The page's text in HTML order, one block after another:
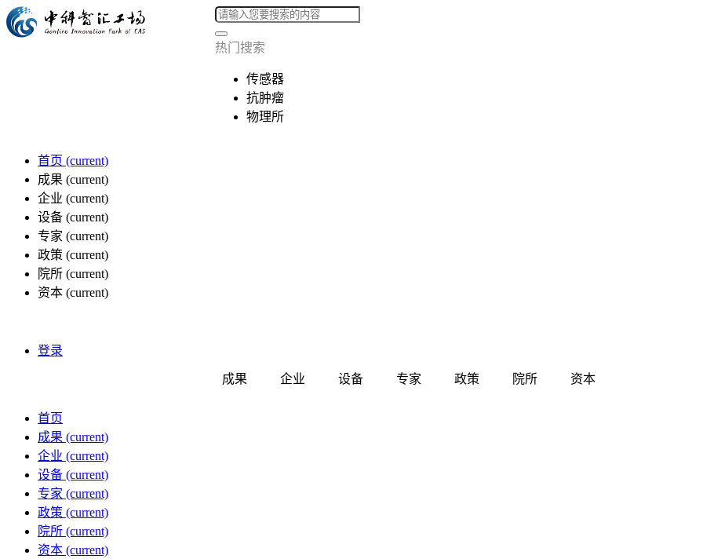
热门搜索
传感器
抗肿瘤
物理所
首页 (current)
成果 (current)
企业 (current)
设备 (current)
专家 (current)
政策 (current)
院所 (current)
资本 (current)
登录
成果 企业 设备 专家 政策 院所 资本
首页
成果 (current)
企业 (current)
设备 (current)
专家 (current)
政策 (current)
院所 (current)
资本 (current)